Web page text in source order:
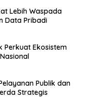
Lebih Waspada
Data Pribadi
Perkuat Ekosistem
Publik dan
Strategis